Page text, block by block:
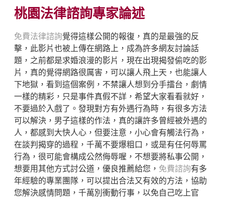
桃園法律諮詢專家論述
免費法律諮詢覺得這樣公開的報復，真的是最強的反
擊，此影片也被上傳在網路上，成為許多網友討論話
題，之前都是求婚浪漫的影片，現在出現揭發偷吃的影
片，真的覺得網路很厲害，可以讓人飛上天，也能讓人
下地獄，看到這個案例，不禁讓人想到分手擂台，劇情
一樣的精彩，只是事件真假不詳，希望大家看看就好，
不要過於入戲了。發現對方有外遇行為時，有很多方法
可以解決，男子這樣的作法，真的讓許多曾經被外遇的
人，都感到大快人心，但要注意，小心會有觸法行為，
在談判揭穿的過程，千萬不要爆粗口，或是有任何辱罵
行為，很可能會構成公然侮辱喔，不想要將私事公開，
想要用其他方式討公道，優良推薦給您， 免費諮詢有多
年經驗的專業團隊，可以提出合法又有效的方法，協助
您解決感情問題，千萬別衝動行事，以免自己吃上官